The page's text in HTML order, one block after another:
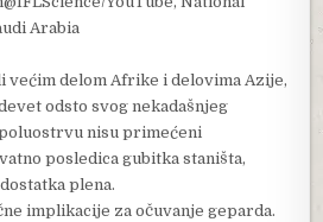
Arabia
većim delom Afrike i delovima Azije,
odsto svog nekadašnjeg
nisu primećeni
posledica gubitka staništa,
plena.
implikacije za očuvanje geparda.